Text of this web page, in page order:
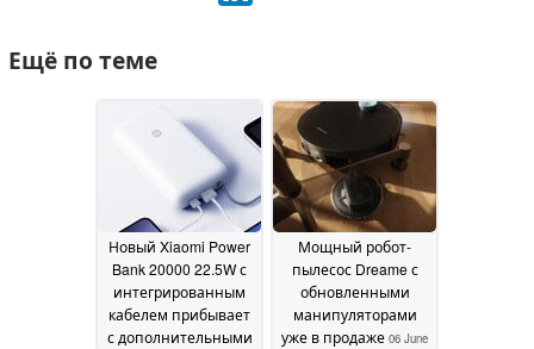
Ещё по теме
Новый Xiaomi Power
Bank 20000 22.5W с
интегрированным
кабелем прибывает
с дополнительными
Мощный робот-
пылесос Dreame с
обновленными
манипуляторами
уже в продаже 06 June